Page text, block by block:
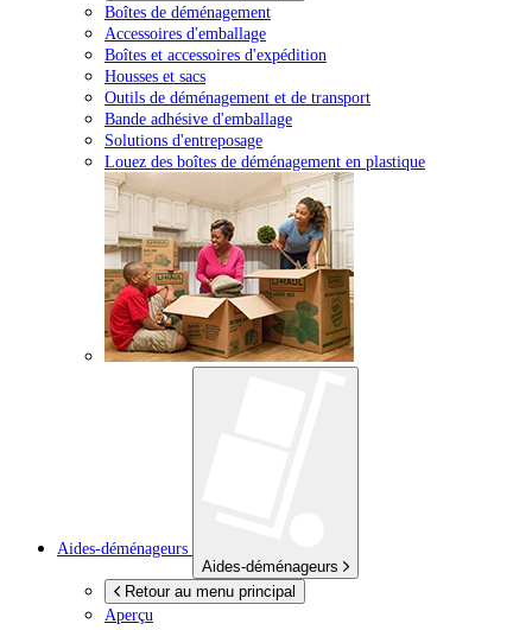
Boîtes de déménagement
Accessoires d'emballage
Boîtes et accessoires d'expédition
Housses et sacs
Outils de déménagement et de transport
Bande adhésive d'emballage
Solutions d'entreposage
Louez des boîtes de déménagement en plastique
Aides-déménageurs
Aides-déménageurs
Retour au menu principal
Aperçu